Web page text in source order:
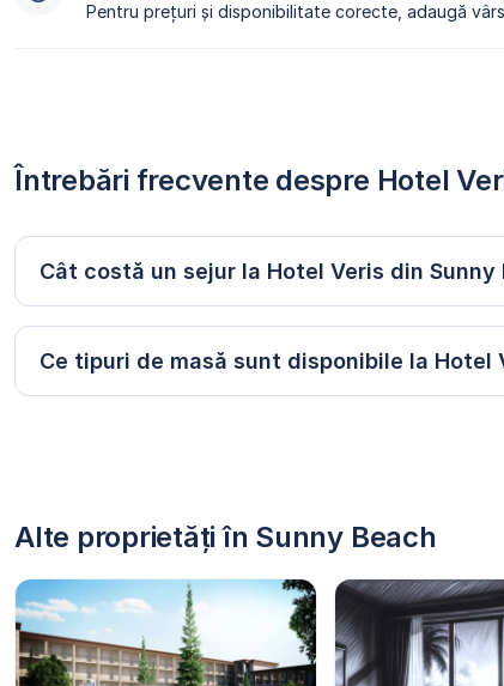
Pentru prețuri și disponibilitate corecte, adaugă
Întrebări frecvente despre Hotel
Cât costă un sejur la Hotel Veris din Sunny
Ce tipuri de masă sunt disponibile la Hotel
Alte proprietăți în Sunny Beach